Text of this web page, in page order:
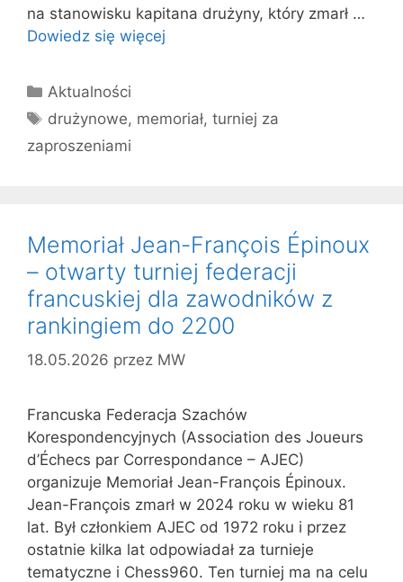
na stanowisku kapitana drużyny, który zmarł …
Dowiedz się więcej
Kategorie
Aktualności
Tagi
drużynowe, memoriał,turniej za
zaproszeniami
Memoriał Jean-François Épinoux
– otwarty turniej federacji
francuskiej dla zawodników z
rankingiem do 2200
18.05.2026 przez MW
Francuska Federacja Szachów
Korespondencyjnych (Association des Joueurs
d’Échecs par Correspondance – AJEC)
organizuje Memoriał Jean-François Épinoux.
Jean-François zmarł w 2024 roku w wieku 81
lat. Był członkiem AJEC od 1972 roku i przez
ostatnie kilka lat odpowiadał za turnieje
tematyczne i Chess960. Ten turniej ma na celu